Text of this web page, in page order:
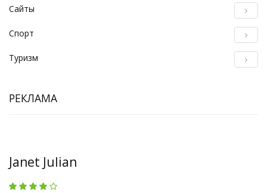
Сайты
Спорт
Туризм
РЕКЛАМА
Janet Julian